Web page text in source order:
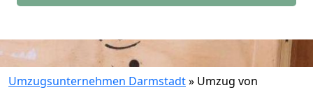
Umzugsunternehmen Darmstadt» Umzug von